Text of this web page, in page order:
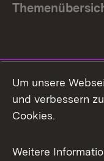
Facebook
X / Twitter
Um unsere
und verbessern
Cookies.
Weitere